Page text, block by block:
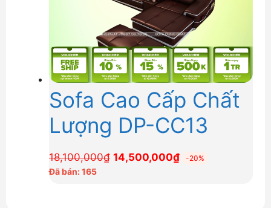
Sofa Cao Cấp Chất
Lượng DP-CC13
18,100,000₫ Giá
14,500,000₫Giá
-20%
Đã bán: 165